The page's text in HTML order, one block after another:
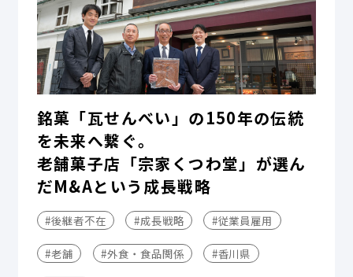
銘菓「瓦せんべい」の150年の伝統
を未来へ繋ぐ。
老舗菓子店「宗家くつわ堂」が選ん
だM&Aという成長戦略
#後継者不在 #成長戦略 #従業員雇用
#老舗 #外食・食品関係 #香川県